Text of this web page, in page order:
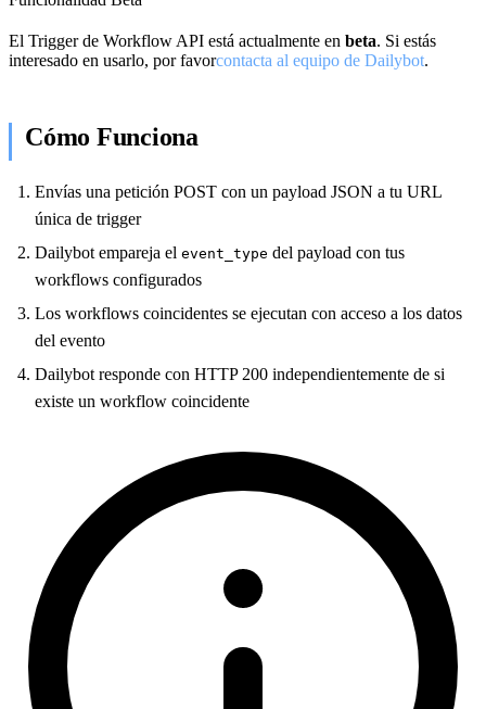
El Trigger de Workflow API está actualmente en beta. Si estás
interesado en usarlo, por favorcontacta al equipo de Dailybot.
Cómo Funciona
Envías una petición POST con un payload JSON a tu URL
única de trigger
Dailybot empareja el event_type del payload con tus
workflows configurados
Los workflows coincidentes se ejecutan con acceso a los datos
del evento
Dailybot responde con HTTP 200 independientemente de si
existe un workflow coincidente